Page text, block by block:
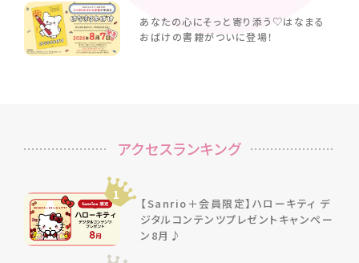
あなたの心にそっと寄り添う♡はなまる
おばけの書籍がついに登場！
アクセスランキング
1
【Sanrio＋会員限定】ハローキティ デ
ジタルコンテンツプレゼントキャンペー
ン8月♪